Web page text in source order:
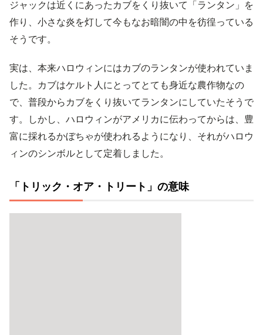
ジャックは近くにあったカブをくり抜いて「ランタン」を
作り、小さな炎を灯して今もなお暗闇の中を彷徨っている
そうです。
実は、本来ハロウィンにはカブのランタンが使われていま
した。カブはケルト人にとってとても身近な農作物なの
で、普段からカブをくり抜いてランタンにしていたそうで
す。しかし、ハロウィンがアメリカに伝わってからは、豊
富に採れるかぼちゃが使われるようになり、それがハロウ
ィンのシンボルとして定着しました。
「トリック・オア・トリート」の意味